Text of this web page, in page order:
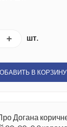
шт.
В КОРЗИНУ